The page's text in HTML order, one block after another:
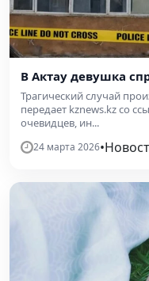
В Актау девушка
Трагический случай
передает kznews.kz со
очевидцев, ин...
24 марта 2026•